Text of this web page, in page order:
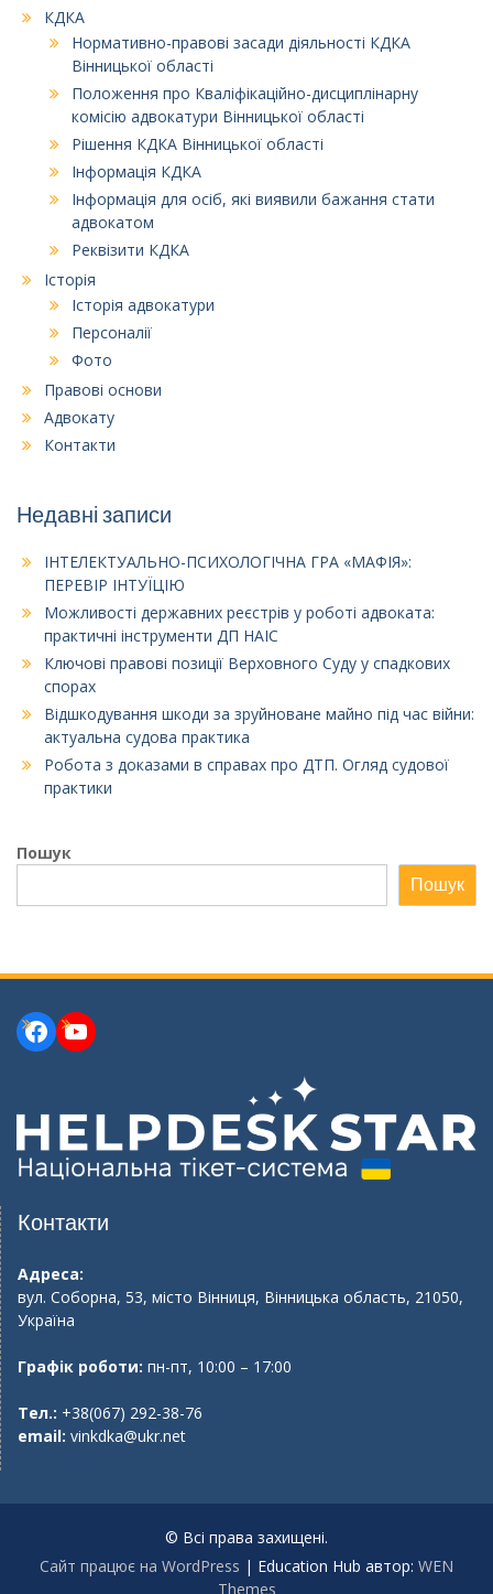
КДКА
Нормативно-правові засади діяльності КДКА
Вінницької області
Положення про Кваліфікаційно-дисциплінарну
комісію адвокатури Вінницької області
Рішення КДКА Вінницької області
Інформація КДКА
Інформація для осіб, які виявили бажання стати
адвокатом
Реквізити КДКА
Історія
Історія адвокатури
Персоналії
Фото
Правові основи
Адвокату
Контакти
Недавні записи
ІНТЕЛЕКТУАЛЬНО-ПСИХОЛОГІЧНА ГРА «МАФІЯ»:
ПЕРЕВІР ІНТУЇЦІЮ
Можливості державних реєстрів у роботі адвоката:
практичні інструменти ДП НАІС
Ключові правові позиції Верховного Суду у спадкових
спорах
Відшкодування шкоди за зруйноване майно під час війни:
актуальна судова практика
Робота з доказами в справах про ДТП. Огляд судової
практики
Пошук
Пошук
Facebook
YouTube
Контакти
Адреса:
вул. Соборна, 53, місто Вінниця, Вінницька область, 21050,
Україна
Графік роботи: пн-пт, 10:00 – 17:00
Тел.: +38(067) 292-38-76
email: vinkdka@ukr.net
© Всі права захищені.
Сайт працює на WordPress | Education Hub автор: WEN
Themes